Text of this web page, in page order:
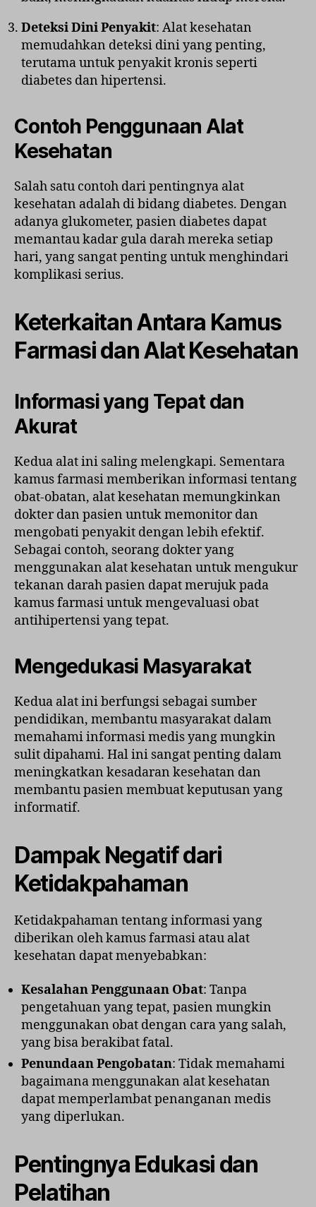
Deteksi Dini Penyakit: Alat kesehatan
memudahkan deteksi dini yang penting,
terutama untuk penyakit kronis seperti
diabetes dan hipertensi.
Contoh Penggunaan Alat
Kesehatan
Salah satu contoh dari pentingnya alat
kesehatan adalah di bidang diabetes. Dengan
adanya glukometer, pasien diabetes dapat
memantau kadar gula darah mereka setiap
hari, yang sangat penting untuk menghindari
komplikasi serius.
Keterkaitan Antara Kamus
Farmasi dan Alat Kesehatan
Informasi yang Tepat dan
Akurat
Kedua alat ini saling melengkapi. Sementara
kamus farmasi memberikan informasi tentang
obat-obatan, alat kesehatan memungkinkan
dokter dan pasien untuk memonitor dan
mengobati penyakit dengan lebih efektif.
Sebagai contoh, seorang dokter yang
menggunakan alat kesehatan untuk mengukur
tekanan darah pasien dapat merujuk pada
kamus farmasi untuk mengevaluasi obat
antihipertensi yang tepat.
Mengedukasi Masyarakat
Kedua alat ini berfungsi sebagai sumber
pendidikan, membantu masyarakat dalam
memahami informasi medis yang mungkin
sulit dipahami. Hal ini sangat penting dalam
meningkatkan kesadaran kesehatan dan
membantu pasien membuat keputusan yang
informatif.
Dampak Negatif dari
Ketidakpahaman
Ketidakpahaman tentang informasi yang
diberikan oleh kamus farmasi atau alat
kesehatan dapat menyebabkan:
Kesalahan Penggunaan Obat: Tanpa
pengetahuan yang tepat, pasien mungkin
menggunakan obat dengan cara yang salah,
yang bisa berakibat fatal.
Penundaan Pengobatan: Tidak memahami
bagaimana menggunakan alat kesehatan
dapat memperlambat penanganan medis
yang diperlukan.
Pentingnya Edukasi dan
Pelatihan